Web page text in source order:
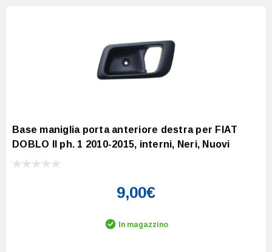
Base maniglia porta anteriore destra per FIAT
DOBLO II ph. 1 2010-2015, interni, Neri, Nuovi
9,00€
In magazzino